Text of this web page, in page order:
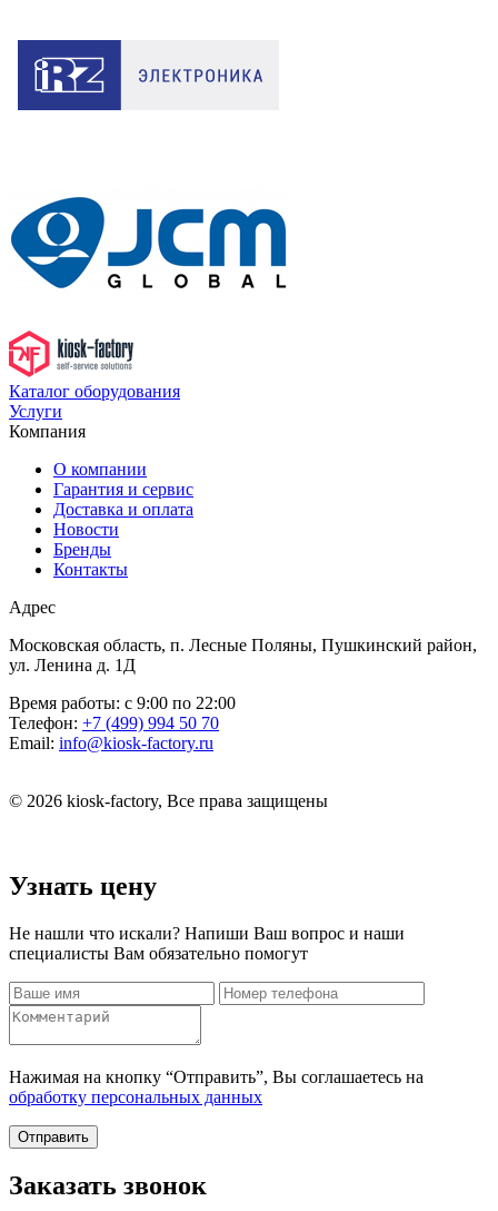
Каталог оборудования
Услуги
Компания
О компании
Гарантия и сервис
Доставка и оплата
Новости
Бренды
Контакты
Адрес
Московская область, п. Лесные Поляны, Пушкинский район,
ул. Ленина д. 1Д
Время работы: с 9:00 по 22:00
Телефон: +7 (499) 994 50 70
Email: info@kiosk-factory.ru
© 2026 kiosk-factory, Все права защищены
Узнать цену
Не нашли что искали? Напиши Ваш вопрос и наши
специалисты Вам обязательно помогут
Нажимая на кнопку “Отправить”, Вы соглашаетесь на
обработку персональных данных
Отправить
Заказать звонок